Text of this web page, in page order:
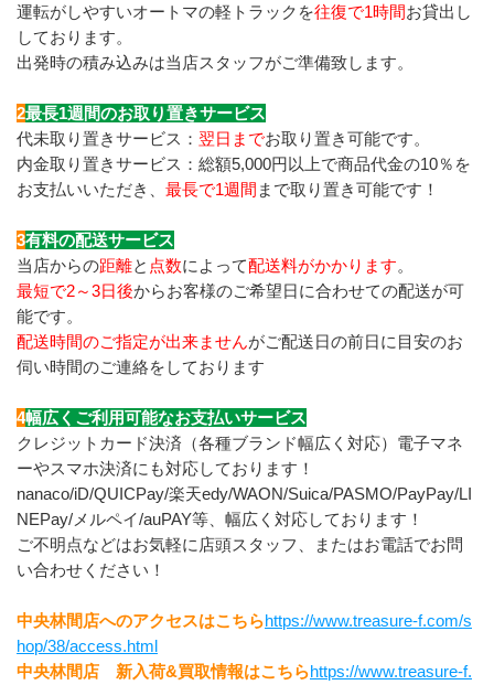
運転がしやすいオートマの軽トラックを往復で1時間お貸出し
しております。
出発時の積み込みは当店スタッフがご準備致します。
2最長1週間のお取り置きサービス
代未取り置きサービス： 翌日までお取り置き可能です。
内金取り置きサービス：総額5,000円以上で商品代金の10％を
お支払いいただき、 最長で1週間 まで取り置き可能です！
3有料の配送サービス
当店からの距離と 点数によって配送料がかかります。
最短で2～3日後からお客様のご希望日に合わせての配送が可
能です。
配送時間のご指定が出来ませんがご配送日の前日に目安のお
伺い時間のご連絡をしております
4幅広くご利用可能なお支払いサービス
クレジットカード決済（各種ブランド幅広く対応）電子マネ
ーやスマホ決済にも対応しております！
nanaco/iD/QUICPay/楽天edy/WAON/Suica/PASMO/PayPay/LI
NEPay/メルペイ/auPAY等、幅広く対応しております！
ご不明点などはお気軽に店頭スタッフ、またはお電話でお問
い合わせください！
中央林間店へのアクセスはこちらhttps://www.treasure-f.com/s
hop/38/access.html
中央林間店　新入荷&買取情報はこちらhttps://www.treasure-f.